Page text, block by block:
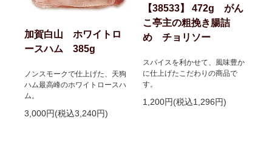
加賀白山 ホワイトロ
ースハム 385g
ノンスモークで仕上げた、天狗
ハム最高峰のホワイトロースハ
ム。
3,000円(税込3,240円)
【38533】 472g がん
こ亭主の粗挽き腸詰
め チョリソー
スパイスを利かせて、風味豊か
に仕上げたこだわりの商品で
す。
1,200円(税込1,296円)